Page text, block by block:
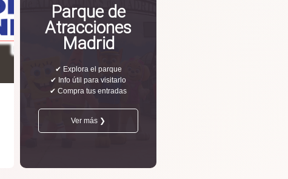
Parque de
Atracciones
Madrid
✔ Explora el parque
✔ Info útil para visitarlo
✔ Compra tus entradas
Ver más ❯